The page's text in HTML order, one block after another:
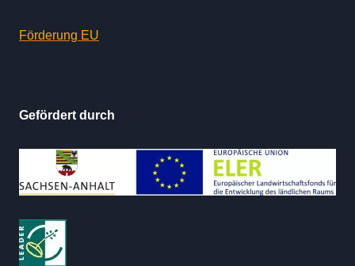
Förderung EU
Gefördert durch